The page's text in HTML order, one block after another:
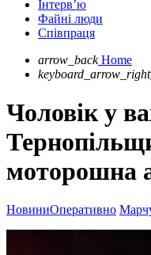
Інтерв’ю
Файні люди
Співпраця
arrow_back Home
keyboard_arrow_right
Чоловік у
моторошна
НовиниОперативно